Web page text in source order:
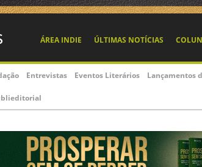
ÁREA INDIE ÚLTIMAS NOTÍCIAS
Entrevistas Eventos Literários Lançamentos